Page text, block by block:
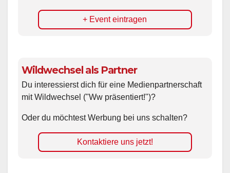
+ Event eintragen
Wildwechsel als Partner
Du interessierst dich für eine Medienpartnerschaft
mit Wildwechsel ("Ww präsentiert!")?
Oder du möchtest Werbung bei uns schalten?
Kontaktiere uns jetzt!